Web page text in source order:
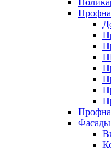
Фасады